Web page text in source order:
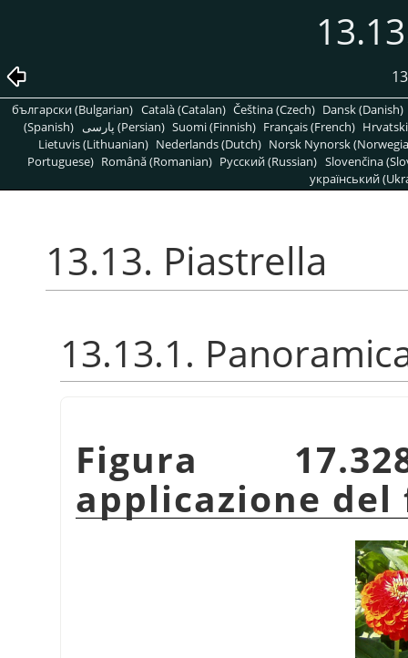
български (Bulgarian) Català (Catalan) Čeština (Czech) Dansk (Danish)
(Spanish)
پارسی (Persian) Suomi (Finnish) Français (French)
Lietuvis (Lithuanian) Nederlands (Dutch) Norsk Nynorsk
Portuguese) Română (Romanian) Pусский (Russian) Slovenčina
український
13.13. Piastrella
13.13.1.
Figura
applicazione